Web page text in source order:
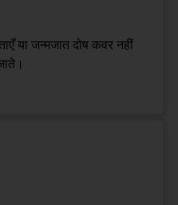
या जन्मजात दोष कवर नहीं